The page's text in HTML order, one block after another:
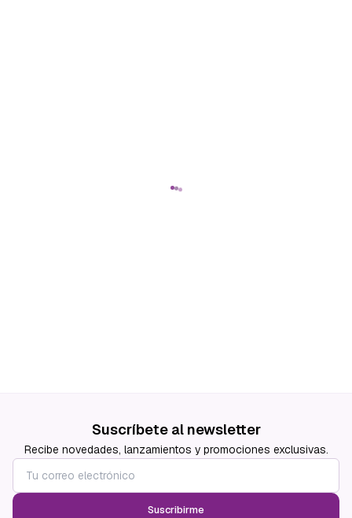
Suscríbete al newsletter
Recibe novedades, lanzamientos y promociones exclusivas.
Suscribirme